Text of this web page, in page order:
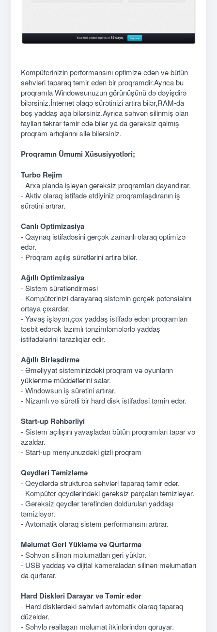
Kompüterinizin performansını optimizə edən və bütün
səhvləri taparaq təmir edən bir proqramdir.Ayrıca bu
proqramla Windowsunuzun görünüşünü də dəyişdirə
bilərsiniz.İnternet əlaqə sürətinizi artıra bilər,RAM-da
boş yaddaş aça bilərsiniz.Ayrıca səhvən silinmiş olan
faylları təkrar təmir edə bilər ya da gərəksiz qalmış
proqram artıqlarını silə bilərsiniz.
Proqramın Ümumi Xüsusiyyətləri;
Turbo Rejim
- Arxa planda işləyən gərəksiz proqramları dayandırar.
- Aktiv olaraq istifadə etdiyiniz proqramlaşdıranın iş
sürətini artırar.
Canlı Optimizasiya
- Qaynaq istifadəsini gerçək zamanlı olaraq optimizə
edər.
- Proqram açılış sürətlərini artıra bilər.
Ağıllı Optimizasiya
- Sistem sürətləndirməsi
- Kompüterinizi darayaraq sistemin gerçək potensialını
ortaya çıxardar.
- Yavaş işləyən,çox yaddaş istifadə edən proqramları
təsbit edərək lazımlı tənzimləmələrlə yaddaş
istifadələrini tarazlıqlar edir.
Ağıllı Birləşdirmə
- Əməliyyat sisteminizdəki proqram və oyunların
yüklənmə müddətlərini salar.
- Windowsun iş sürətini artırar.
- Nizamlı və sürətli bir hard disk istifadəsi təmin edər.
Start-up Rəhbərliyi
- Sistem açılışını yavaşladan bütün proqramları tapar və
azaldar.
- Start-up menyunuzdəki gizli proqram
Qeydləri Təmizləmə
- Qeydlərdə strukturca səhvləri taparaq təmir edər.
- Kompüter qeydlərindəki gərəksiz parçaları təmizləyər.
- Gərəksiz qeydlər tərəfindən doldurulan yaddaşı
təmizləyər.
- Avtomatik olaraq sistem performansını artırar.
Məlumat Geri Yükləmə və Qurtarma
- Səhvən silinən məlumatları geri yüklər.
- USB yaddaş və dijital kameraladan silinən məlumatları
da qurtarar.
Hard Diskləri Darayar və Təmir edər
- Hard disklərdəki səhvləri avtomatik olaraq taparaq
düzəldər.
- Səhvlə reallaşan məlumat itkinlərindən qoruyar.